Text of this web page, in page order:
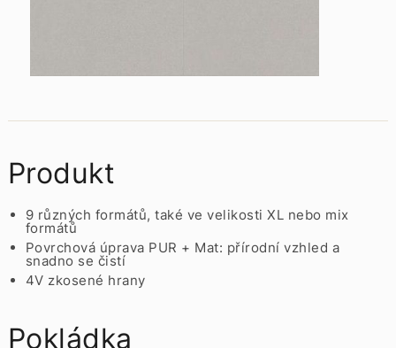
Produkt
9 různých formátů, také ve velikosti XL nebo mix
formátů
Povrchová úprava PUR + Mat: přírodní vzhled a
snadno se čistí
4V zkosené hrany
Pokládka